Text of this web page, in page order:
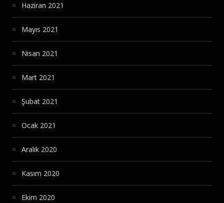
Haziran 2021
Mayıs 2021
Nisan 2021
Mart 2021
Şubat 2021
Ocak 2021
Aralık 2020
Kasım 2020
Ekim 2020